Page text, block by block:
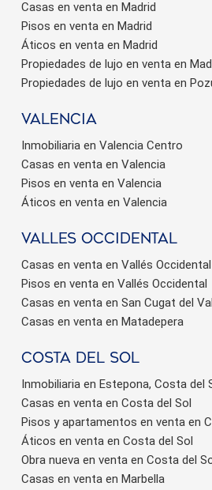
Casas en venta en Madrid
Pisos en venta en Madrid
Áticos en venta en Madrid
Propiedades de lujo en venta en
Propiedades de lujo en venta en
valencia
Inmobiliaria en Valencia Centro
Casas en venta en Valencia
Pisos en venta en Valencia
Áticos en venta en Valencia
valles occidental
Casas en venta en Vallés Occidental
Pisos en venta en Vallés Occidental
Casas en venta en San Cugat del
Casas en venta en Matadepera
Costa del sol
Inmobiliaria en Estepona, Costa del
Casas en venta en Costa del Sol
Pisos y apartamentos en venta en
Áticos en venta en Costa del Sol
Obra nueva en venta en Costa del
Casas en venta en Marbella